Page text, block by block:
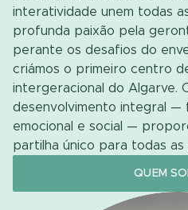
interatividade unem todas
profunda paixão pela
perante os desafios do
criámos o primeiro centro
intergeracional do Algarve.
desenvolvimento integral —
emocional e social —
partilha único para todas as
QUEM